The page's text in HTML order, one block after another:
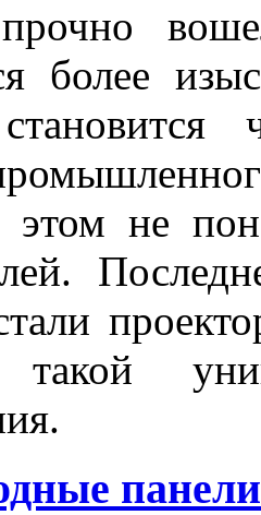
более
этом не
такой